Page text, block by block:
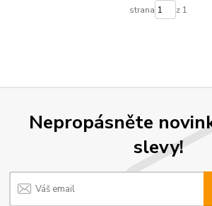
strana z 1
Nepropásněte
slevy!